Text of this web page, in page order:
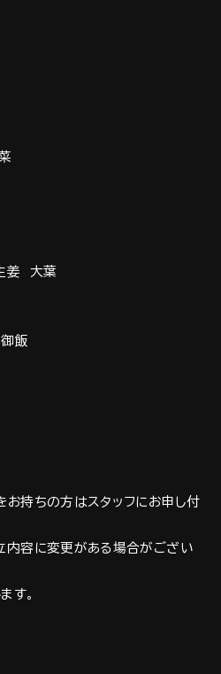
大葉
飯
お持ちの方はスタッフにお申し付
内容に変更がある場合がござい
す。